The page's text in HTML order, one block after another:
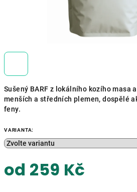
Sušený BARF z lokálního kozího masa
menších a středních plemen, dospělé
feny.
VARIANTA:
od 259 Kč